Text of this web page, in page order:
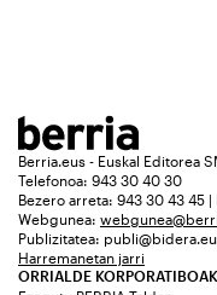
Berria.eus - Euskal Editorea
Telefonoa: 943 30 40 30
Bezero arreta: 943 30 43 45
Webgunea:
Publizitatea:
Harremanetan jarri
ORRIALDE KORPORATIBOAK